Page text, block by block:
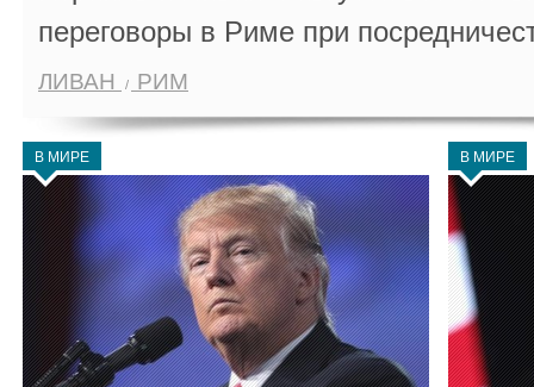
переговоры в Риме при
ЛИВАН РИМ
В МИРЕ В МИРЕ